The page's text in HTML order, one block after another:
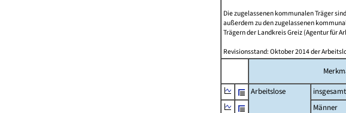
Die zugelassenen kommunalen Träger
außerdem zu den zugelassenen
Trägern der Landkreis Greiz (Agentur für
Revisionsstand: Oktober 2014 der
Arbeitslose
insgesamt
Männer